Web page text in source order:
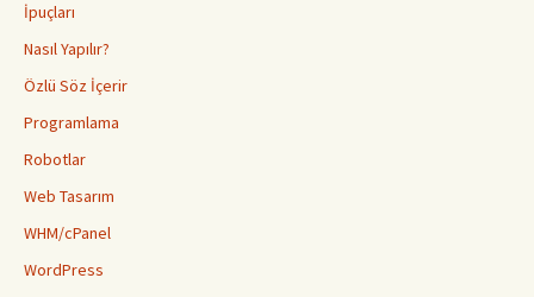
İpuçları
Nasıl Yapılır?
Özlü Söz İçerir
Programlama
Robotlar
Web Tasarım
WHM/cPanel
WordPress